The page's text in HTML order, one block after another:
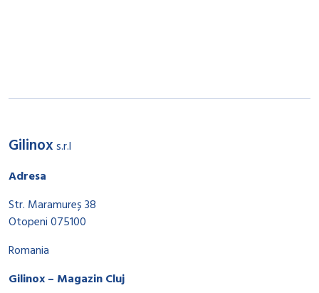
Gilinoxs.r.l
Adresa
Str. Maramureș 38
Otopeni 075100
Romania
Gilinox – Magazin Cluj